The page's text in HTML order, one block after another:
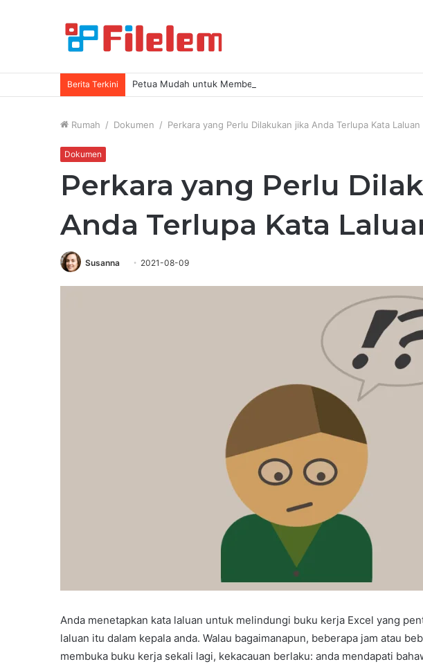
Berita Terkini Petua Mudah untuk Membebaskan Lebih Banyak Ruang pada Mac
Rumah / Dokumen / Perkara yang Perlu Dilakukan jika Anda Terlupa Kata Laluan
Dokumen
Perkara yang Perlu
Anda Terlupa Kata
Susanna 2021-08-09
Anda menetapkan kata laluan untuk melindungi buku kerja Excel yang
laluan itu dalam kepala anda. Walau bagaimanapun, beberapa jam atau
membuka buku kerja sekali lagi, kekacauan berlaku: anda mendapati